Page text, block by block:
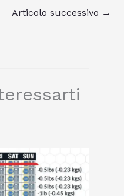
Articolo successivo →